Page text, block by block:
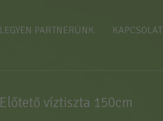
LEGYEN PARTNERÜNK KAPCSOLAT
Előtető víztiszta 150cm